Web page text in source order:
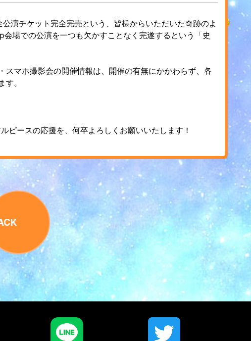
演チケット完全完売という、皆様からいただいた奇跡のよ
場での公演を一つも欠かすことなく完遂するという「史
マホ撮影会の開催情報は、開催の有無にかかわらず、各
。
ピースの応援を、何卒よろしくお願いいたします！